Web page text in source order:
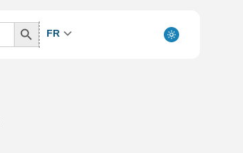
Search
Button
FR